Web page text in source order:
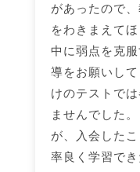
があったので
をわきまえて
中に弱点を克
導をお願いし
けのテストで
ませんでした
が、入会した
率良く学習でき